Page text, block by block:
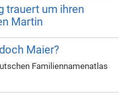
trauert um ihren
Martin
Maier?
Familiennamenatlas